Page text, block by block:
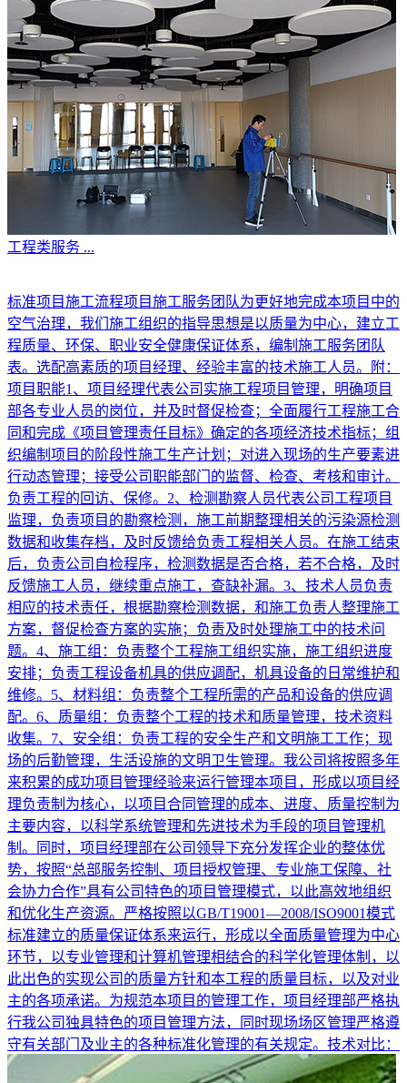
工程类服务 ...
标准项目施工流程项目施工服务团队为更好地完成本项目中的
空气治理，我们施工组织的指导思想是以质量为中心，建立工
程质量、环保、职业安全健康保证体系，编制施工服务团队
表。选配高素质的项目经理、经验丰富的技术施工人员。附：
项目职能1、项目经理代表公司实施工程项目管理，明确项目
部各专业人员的岗位，并及时督促检查；全面履行工程施工合
同和完成《项目管理责任目标》确定的各项经济技术指标；组
织编制项目的阶段性施工生产计划；对进入现场的生产要素进
行动态管理；接受公司职能部门的监督、检查、考核和审计。
负责工程的回访、保修。2、检测勘察人员代表公司工程项目
监理，负责项目的勘察检测，施工前期整理相关的污染源检测
数据和收集存档，及时反馈给负责工程相关人员。在施工结束
后，负责公司自检程序，检测数据是否合格，若不合格，及时
反馈施工人员，继续重点施工，查缺补漏。3、技术人员负责
相应的技术责任，根据勘察检测数据，和施工负责人整理施工
方案，督促检查方案的实施；负责及时处理施工中的技术问
题。4、施工组：负责整个工程施工组织实施，施工组织进度
安排；负责工程设备机具的供应调配，机具设备的日常维护和
维修。5、材料组：负责整个工程所需的产品和设备的供应调
配。6、质量组：负责整个工程的技术和质量管理，技术资料
收集。7、安全组：负责工程的安全生产和文明施工工作；现
场的后勤管理，生活设施的文明卫生管理。我公司将按照多年
来积累的成功项目管理经验来运行管理本项目，形成以项目经
理负责制为核心，以项目合同管理的成本、进度、质量控制为
主要内容，以科学系统管理和先进技术为手段的项目管理机
制。同时，项目经理部在公司领导下充分发挥企业的整体优
势，按照“总部服务控制、项目授权管理、专业施工保障、社
会协力合作”具有公司特色的项目管理模式，以此高效地组织
和优化生产资源。严格按照以GB/T19001—2008/ISO9001模式
标准建立的质量保证体系来运行，形成以全面质量管理为中心
环节，以专业管理和计算机管理相结合的科学化管理体制，以
此出色的实现公司的质量方针和本工程的质量目标，以及对业
主的各项承诺。为规范本项目的管理工作，项目经理部严格执
行我公司独具特色的项目管理方法，同时现场场区管理严格遵
守有关部门及业主的各种标准化管理的有关规定。技术对比：